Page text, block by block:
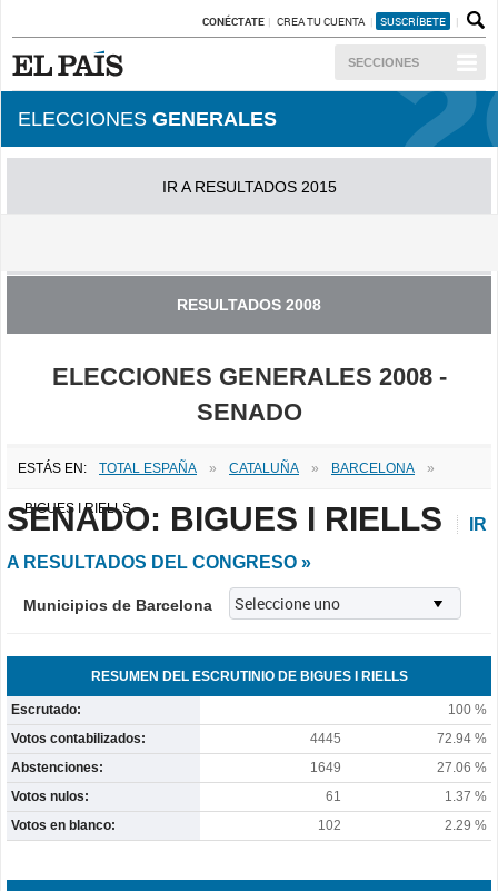
CONÉCTATE CREA TU CUENTA SUSCRÍBETE
SECCIONES
ELECCIONES GENERALES
IR A RESULTADOS 2015
RESULTADOS 2008
ELECCIONES GENERALES 2008 -
SENADO
ESTÁS EN: TOTAL ESPAÑA » CATALUÑA » BARCELONA »
BIGUES I RIELLS
SENADO: BIGUES I RIELLS
IR
A RESULTADOS DEL CONGRESO »
Municipios de Barcelona
RESUMEN DEL ESCRUTINIO DE BIGUES I RIELLS
Escrutado:
100 %
Votos contabilizados:
4445
72.94 %
Abstenciones:
1649
27.06 %
Votos nulos:
61
1.37 %
Votos en blanco:
102 2.29 %